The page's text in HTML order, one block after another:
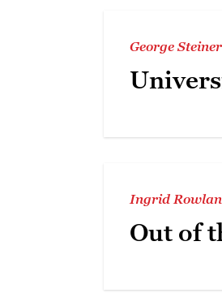
George Steiner
Ingrid
Out of